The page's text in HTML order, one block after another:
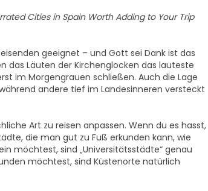
geeignet – und Gott sei Dank ist das
das Läuten der Kirchenglocken das lauteste
im Morgengrauen schließen. Auch die Lage
andere tief im Landesinneren versteckt
Art zu reisen anpassen. Wenn du es hasst,
die man gut zu Fuß erkunden kann, wie
möchtest, sind „Universitätsstädte“ genau
möchtest, sind Küstenorte natürlich